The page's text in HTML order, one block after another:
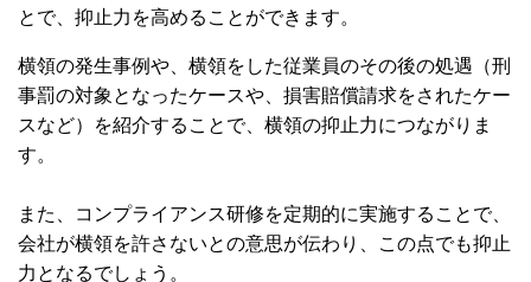
とで、抑止力を高めることができます。
横領の発生事例や、横領をした従業員のその後の処遇（刑
事罰の対象となったケースや、損害賠償請求をされたケー
スなど）を紹介することで、横領の抑止力につながりま
す。
また、コンプライアンス研修を定期的に実施することで、
会社が横領を許さないとの意思が伝わり、この点でも抑止
力となるでしょう。